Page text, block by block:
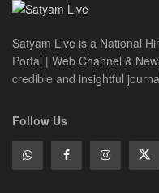
Satyam Live is a National
Portal | Web Channel &
credible and insightful
Follow Us